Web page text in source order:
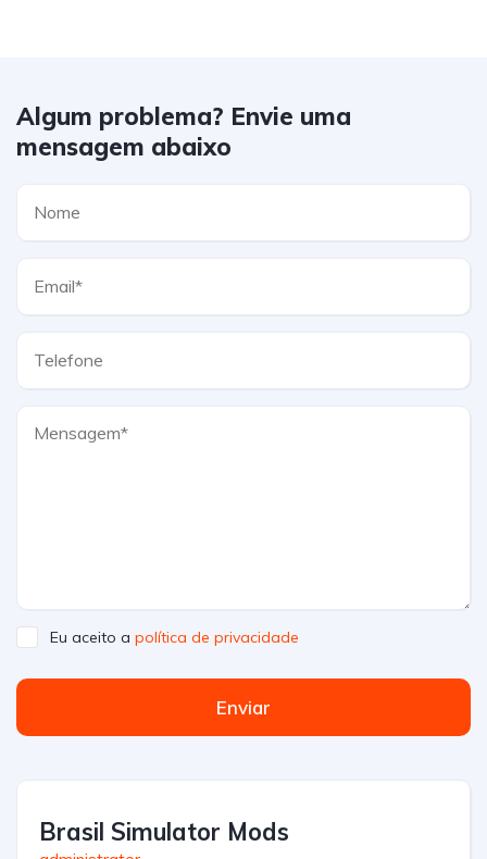
Algum problema? Envie uma
mensagem abaixo
Eu aceito a política de privacidade
Enviar
Brasil Simulator Mods